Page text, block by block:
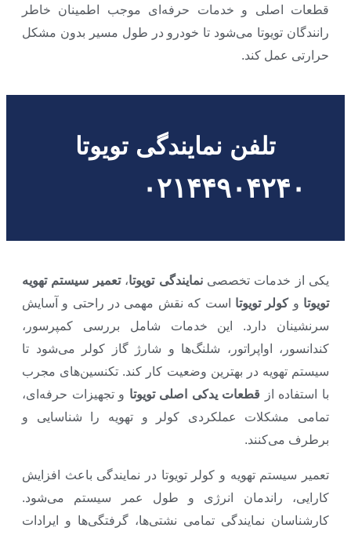
قطعات اصلی و خدمات حرفه‌ای موجب اطمینان خاطر
رانندگان تویوتا می‌شود تا خودرو در طول مسیر بدون مشکل
حرارتی عمل کند.
تلفن نمایندگی تویوتا
۰۲۱۴۴۹۰۴۲۴۰
یکی از خدمات تخصصینمایندگی تویوتا،تعمیر سیستم تهویه
تویوتا وکولر تویوتا است که نقش مهمی در راحتی و آسایش
سرنشینان دارد. این خدمات شامل بررسی کمپرسور،
کندانسور، اواپراتور، شلنگ‌ها و شارژ گاز کولر می‌شود تا
سیستم تهویه در بهترین وضعیت کار کند. تکنسین‌های مجرب
با استفاده از قطعات یدکی اصلی تویوتا و تجهیزات حرفه‌ای،
تمامی مشکلات عملکردی کولر و تهویه را شناسایی و
برطرف می‌کنند.
تعمیر سیستم تهویه و کولر تویوتا در نمایندگی باعث افزایش
کارایی، راندمان انرژی و طول عمر سیستم می‌شود.
کارشناسان نمایندگی تمامی نشتی‌ها، گرفتگی‌ها و ایرادات